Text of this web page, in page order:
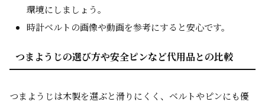
環境にしましょう。
時計ベルトの画像や動画を参考にすると安心です。
つまようじの選び方や安全ピンなど代用品との比較
つまようじは木製を選ぶと滑りにくく、ベルトやピンにも優